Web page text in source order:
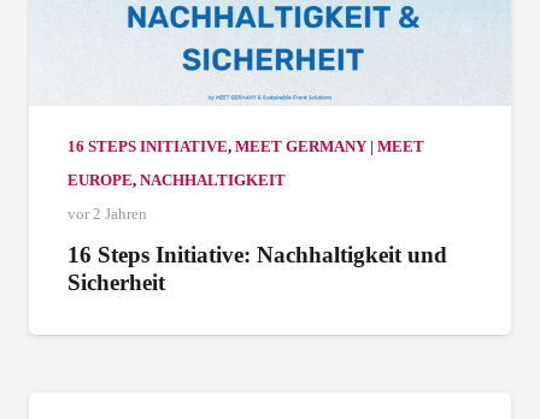
16 STEPS INITIATIVE, MEET GERMANY | MEET
EUROPE, NACHHALTIGKEIT
vor 2 Jahren
16 Steps Initiative: Nachhaltigkeit und
Sicherheit